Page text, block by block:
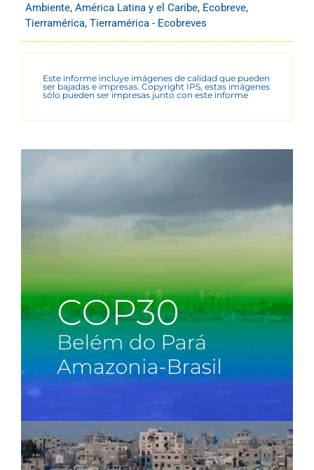
Ambiente, América Latina y el Caribe, Ecobreve,
Tierramérica, Tierramérica - Ecobreves
Este informe incluye imágenes de calidad que pueden
ser bajadas e impresas. Copyright IPS, estas imágenes
sólo pueden ser impresas junto con este informe